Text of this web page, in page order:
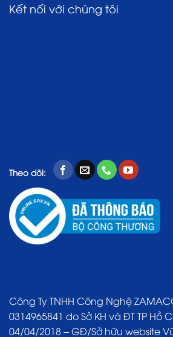
Kết nối với chúng tôi
Theo dõi:
Công Ty TNHH Công Nghệ
0314965841 do Sở KH và ĐT TP
04/04/2018 – GĐ/Sở hữu website